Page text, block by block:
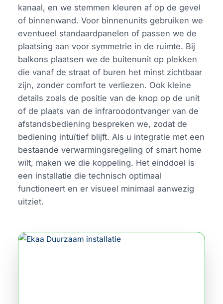
kanaal, en we stemmen kleuren af op de gevel
of binnenwand. Voor binnenunits gebruiken we
eventueel standaardpanelen of passen we de
plaatsing aan voor symmetrie in de ruimte. Bij
balkons plaatsen we de buitenunit op plekken
die vanaf de straat of buren het minst zichtbaar
zijn, zonder comfort te verliezen. Ook kleine
details zoals de positie van de knop op de unit
of de plaats van de infraroodontvanger van de
afstandsbediening bespreken we, zodat de
bediening intuïtief blijft. Als u integratie met een
bestaande verwarmingsregeling of smart home
wilt, maken we die koppeling. Het einddoel is
een installatie die technisch optimaal
functioneert en er visueel minimaal aanwezig
uitziet.